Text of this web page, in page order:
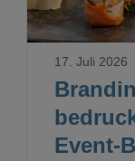
Event-
17. Juli 2026